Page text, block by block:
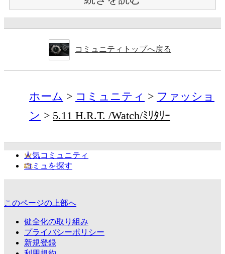
コミュニティトップへ戻る
ホーム コミュニティ
ファッショ
ン
5.11 H.R.T. /Watch/ﾐﾘﾀﾘｰ
人気コミュニティ
コミュを探す
このページの上部へ
健全化の取り組み
プライバシーポリシー
新規登録